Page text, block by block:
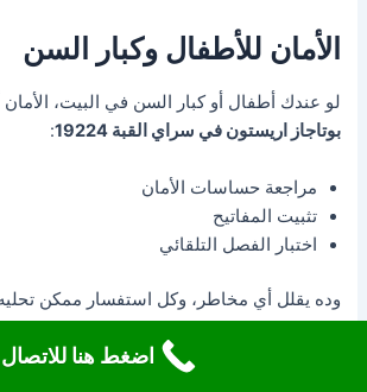
الأمان للأطفال وكبار السن
لو عندك أطفال أو كبار السن في البيت،
بوتاجاز اريستون في سراي القبة 19224
:
مراجعة حساسات الأمان
تثبيت المفاتيح
اختبار الفصل التلقائي
وده يقلل أي مخاطر، وكل استفسار ممكن
اضغط هنا للاتصال